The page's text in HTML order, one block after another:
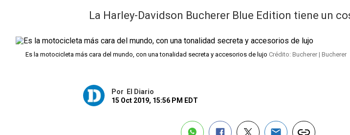
La Harley-Davidson Bucherer Blue Edition tiene un
Es la motocicleta más cara del mundo, con una tonalidad secreta y accesorios de lujo Crédito: Bucherer | Bucherer
Por
El Diario
15 Oct 2019, 15:56 PM EDT